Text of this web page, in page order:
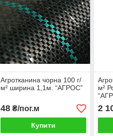
Агротканина чорна 100 г/
м² ширина 1,1м. “AГРОС”
48₴/пог.м
Купити
м²
2